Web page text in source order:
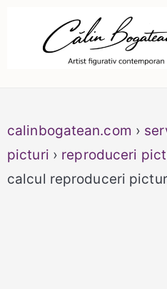
Călin Bogătean
Picturi originale, icoane
și sticlă, portrete și
Bogătean
calinbogatean.com ›
picturi › reproduceri
calcul reproduceri